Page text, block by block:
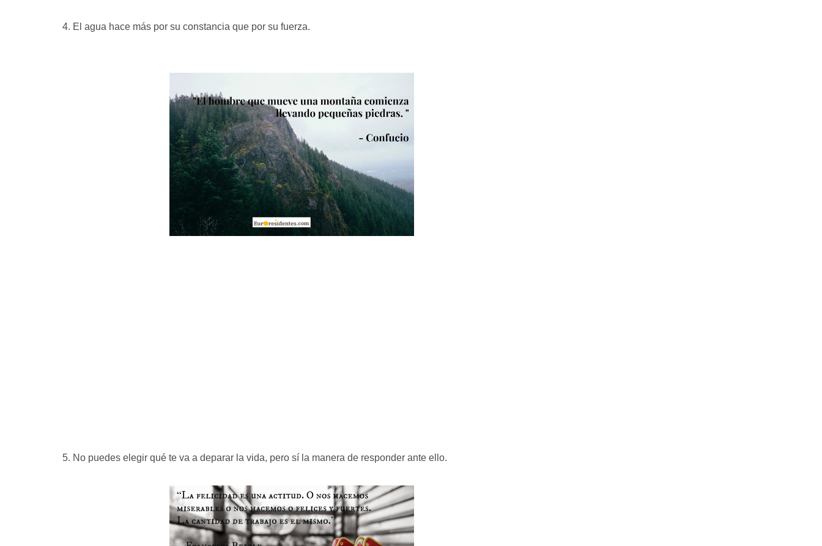
4. El agua hace más por su constancia que por su fuerza.
5. No puedes elegir qué te va a deparar la vida, pero sí la manera de responder ante ello.